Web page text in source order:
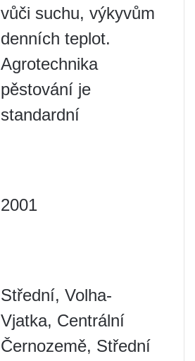
vůči suchu, výkyvům
denních teplot.
Agrotechnika
pěstování je
standardní
2001
Střední, Volha-
Vjatka, Centrální
Černozemě, Střední